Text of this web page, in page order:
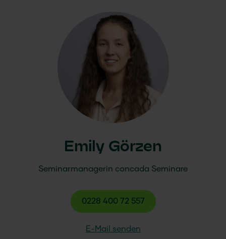
Emily Görzen
Seminarmanagerin concada Seminare
0228 400 72 557
E-Mail senden